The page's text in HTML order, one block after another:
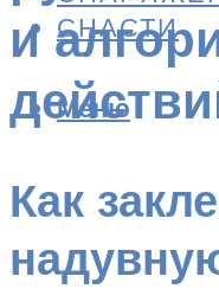
СНАСТИ
Меню
и
Как